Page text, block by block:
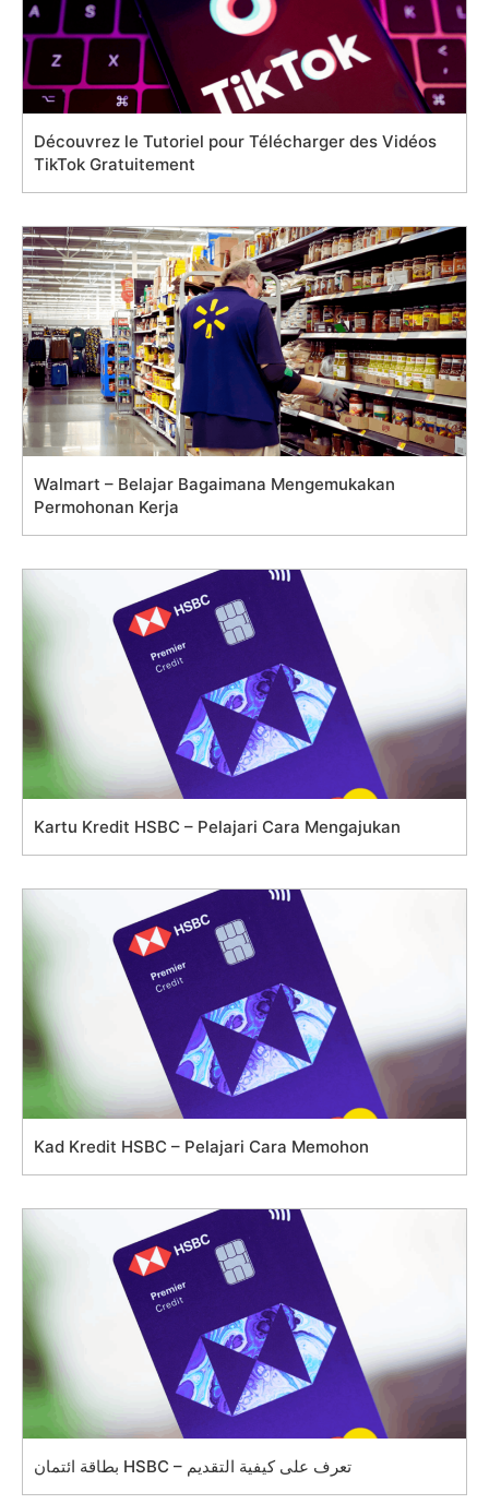
Découvrez le Tutoriel pour Télécharger des Vidéos
TikTok Gratuitement
Walmart – Belajar Bagaimana Mengemukakan
Permohonan Kerja
Kartu Kredit HSBC – Pelajari Cara Mengajukan
Kad Kredit HSBC – Pelajari Cara Memohon
بطاقة ائتمان HSBC – تعرف على كيفية التقديم